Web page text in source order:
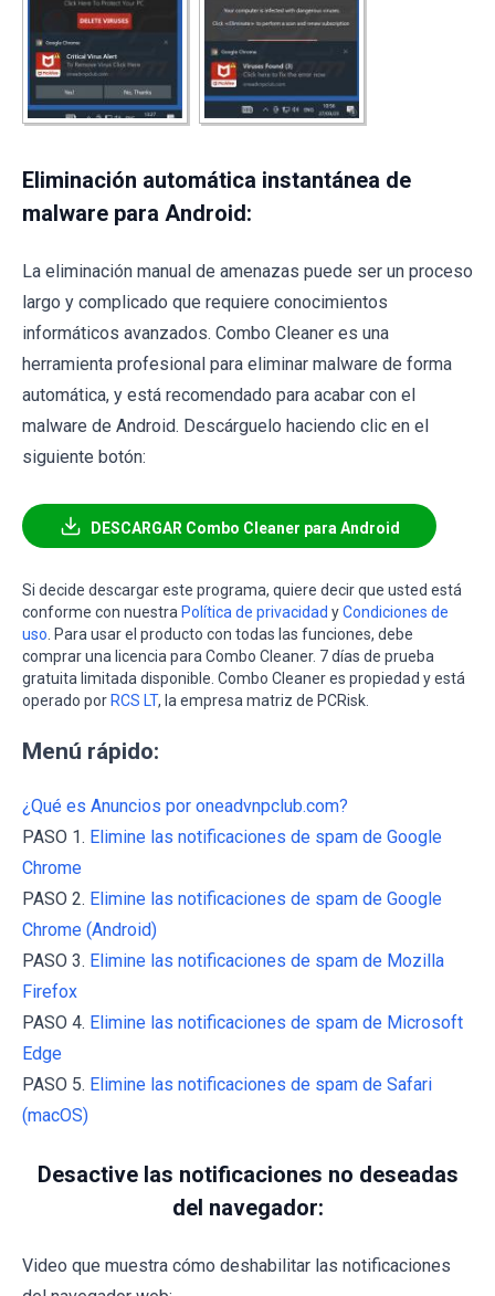
Eliminación automática instantánea de
malware para Android:
La eliminación manual de amenazas puede ser un proceso
largo y complicado que requiere conocimientos
informáticos avanzados. Combo Cleaner es una
herramienta profesional para eliminar malware de forma
automática, y está recomendado para acabar con el
malware de Android. Descárguelo haciendo clic en el
siguiente botón:
DESCARGAR Combo Cleaner para Android
Si decide descargar este programa, quiere decir que usted está
conforme con nuestra Política de privacidad yCondiciones de
uso. Para usar el producto con todas las funciones, debe
comprar una licencia para Combo Cleaner. 7 días de prueba
gratuita limitada disponible. Combo Cleaner es propiedad y está
operado por RCS LT, la empresa matriz de PCRisk.
Menú rápido:
¿Qué es Anuncios por oneadvnpclub.com?
PASO 1. Elimine las notificaciones de spam de Google
Chrome
PASO 2. Elimine las notificaciones de spam de Google
Chrome (Android)
PASO 3. Elimine las notificaciones de spam de Mozilla
Firefox
PASO 4. Elimine las notificaciones de spam de Microsoft
Edge
PASO 5. Elimine las notificaciones de spam de Safari
(macOS)
Desactive las notificaciones no deseadas
del navegador:
Video que muestra cómo deshabilitar las notificaciones